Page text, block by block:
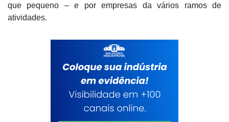
que pequeno – e por empresas da vários ramos de
atividades.